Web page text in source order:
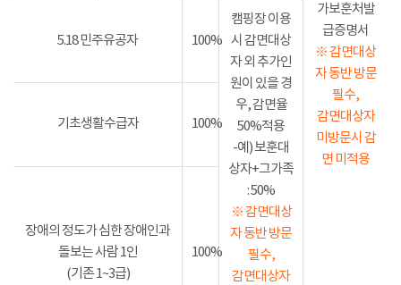
가보훈처발
급증명서
※ 감면대상
자 동반 방문
필수,
감면대상자
미방문시 감
면 미적용
5.18 민주유공자 100%
캠핑장 이용
시 감면대상
자 외 추가인
원이 있을 경
우, 감면율
50%적용
-예) 보훈대
상자+그가족
: 50%
※ 감면대상
자 동반 방문
필수,
감면대상자
기초생활수급자 100%
장애의 정도가 심한 장애인과
돌보는 사람 1인
(기존 1~3급)
100%